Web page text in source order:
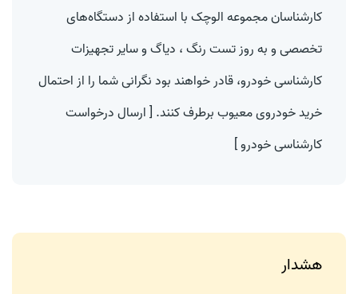
کارشناسان مجموعه الوچک با استفاده از دستگاه‌های
تخصصی و به روزتست رنگ، دیاگ و سایر تجهیزات
کارشناسی خودرو، قادر خواهند بود نگرانی شما را از احتمال
خرید خودروی معیوب برطرف کنند. [ ارسالدرخواست
کارشناسی خودرو]
هشدار